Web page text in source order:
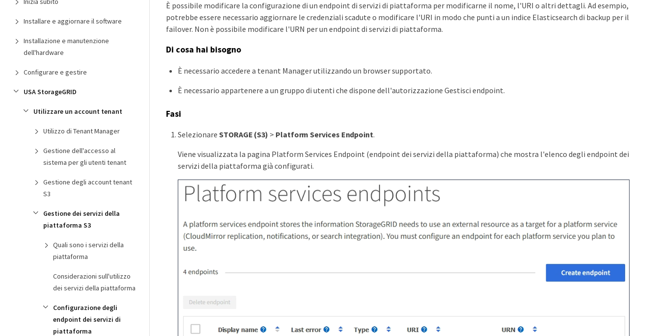
Installare e aggiornare il software
Installazione e manutenzione
dell'hardware
Configurare e gestire
USA StorageGRID
Utilizzare un account tenant
Utilizzo di Tenant Manager
Gestione dell'accesso al
sistema per gli utenti tenant
Gestione degli account tenant
S3
Gestione dei servizi della
piattaforma S3
Quali sono i servizi della
piattaforma
Considerazioni sull'utilizzo
dei servizi della piattaforma
Configurazione degli
endpoint dei servizi di
piattaforma
È possibile modificare la configurazione di un endpoint di servizi di piattaforma per modificarne il nome, l'URI o altri dettagli. Ad esempio,
potrebbe essere necessario aggiornare le credenziali scadute o modificare l'URI in modo che punti a un indice Elasticsearch di backup per il
failover. Non è possibile modificare l'URN per un endpoint di servizi di piattaforma.
Di cosa hai bisogno
È necessario accedere a tenant Manager utilizzando un browser supportato.
È necessario appartenere a un gruppo di utenti che dispone dell'autorizzazione Gestisci endpoint.
Fasi
Selezionare STORAGE (S3) > Platform Services Endpoint.
Viene visualizzata la pagina Platform Services Endpoint (endpoint dei servizi della piattaforma) che mostra l'elenco degli endpoint dei
servizi della piattaforma già configurati.